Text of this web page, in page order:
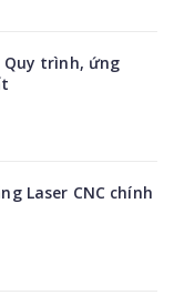
Quy trình, ứng
Laser CNC chính